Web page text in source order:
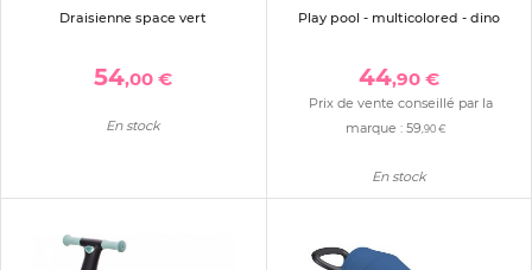
Draisienne space vert
54,00 €
En stock
Play pool - multicolored - dino
44,90 €
Prix de vente conseillé par la
marque :59,90 €
En stock